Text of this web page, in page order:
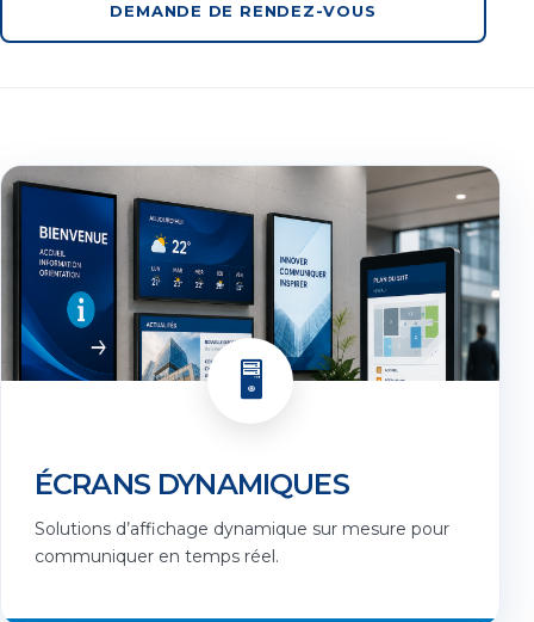
DEMANDE DE RENDEZ-VOUS
🖥️
ÉCRANS DYNAMIQUES
Solutions d’affichage dynamique sur mesure pour
communiquer en temps réel.